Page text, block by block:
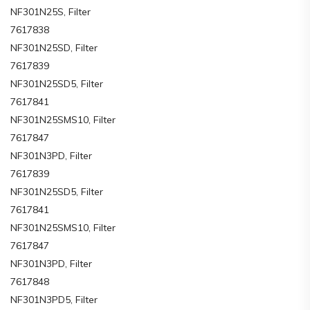
NF301N25S, Filter
7617838
NF301N25SD, Filter
7617839
NF301N25SD5, Filter
7617841
NF301N25SMS10, Filter
7617847
NF301N3PD, Filter
7617839
NF301N25SD5, Filter
7617841
NF301N25SMS10, Filter
7617847
NF301N3PD, Filter
7617848
NF301N3PD5, Filter